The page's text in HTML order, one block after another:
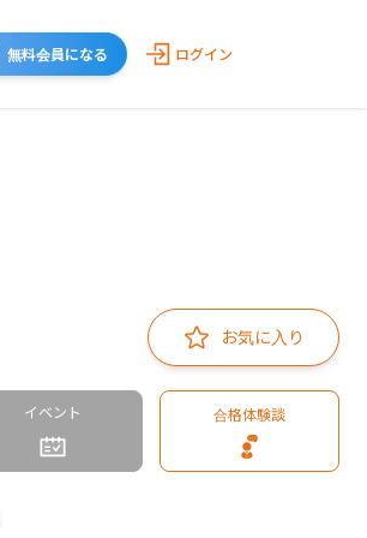
無料会員になる ログイン
お気に入り
イベント 合格体験談